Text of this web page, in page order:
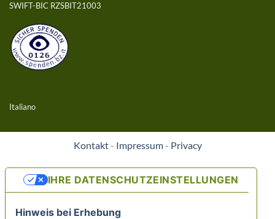
SWIFT-BIC RZSBIT21003
Italiano
Kontakt- Impressum- Privacy
Hinweis bei Erhebung
IHRE DATENSCHUTZEINSTELLUNGEN